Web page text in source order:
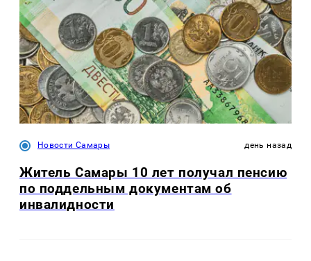
Новости Самары день назад
Житель Самары 10 лет получал пенсию
по поддельным документам об
инвалидности